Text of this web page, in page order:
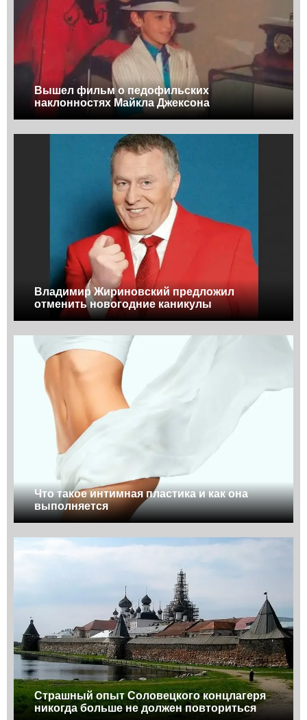
Вышел фильм о педофильских
наклонностях Майкла Джексона
Владимир Жириновский предложил
отменить новогодние каникулы
Что такое интимная пластика и как она
выполняется
Страшный опыт Соловецкого концлагеря
никогда больше не должен повториться